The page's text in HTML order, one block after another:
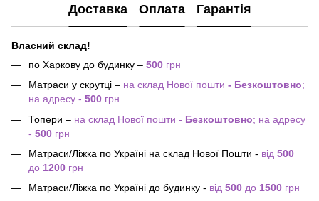
Доставка Оплата Гарантія
Власний склад!
по Харкову до будинку – 500 грн
Матраси у скрутці – на склад Нової пошти - Безкоштовно;
на адресу - 500 грн
Топери – на склад Нової пошти - Безкоштовно; на адресу
- 500 грн
Матраси/Ліжка по Україні на склад Нової Пошти - від 500
до 1200 грн
Матраси/Ліжка по Україні до будинку - від 500 до 1500 грн